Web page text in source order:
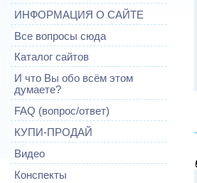
ИНФОРМАЦИЯ О САЙТЕ
Все вопросы сюда
Каталог сайтов
И что Вы обо всём этом
думаете?
FAQ (вопрос/ответ)
КУПИ-ПРОДАЙ
Видео
Конспекты